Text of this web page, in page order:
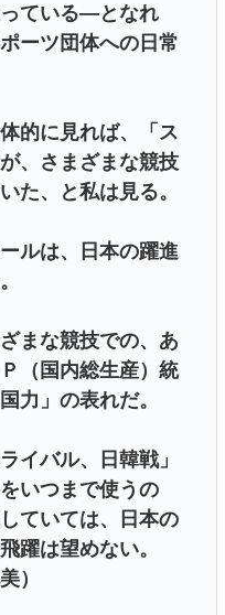
ている―となれ
ーツ団体への日常
的に見れば、「ス
、さまざまな競技
た、と私は見る。
ルは、日本の躍進
まな競技での、あ
（国内総生産）統
力」の表れだ。
イバル、日韓戦」
いつまで使うの
ていては、日本の
躍は望めない。
）